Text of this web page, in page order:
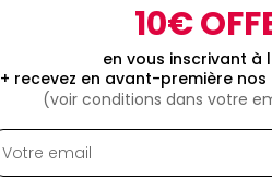
10€
en vous inscrivant à
+ recevez en avant-première
(voir conditions dans votre